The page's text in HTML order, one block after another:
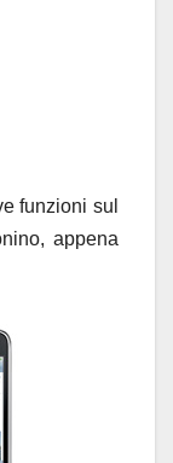
funzioni sul
appena